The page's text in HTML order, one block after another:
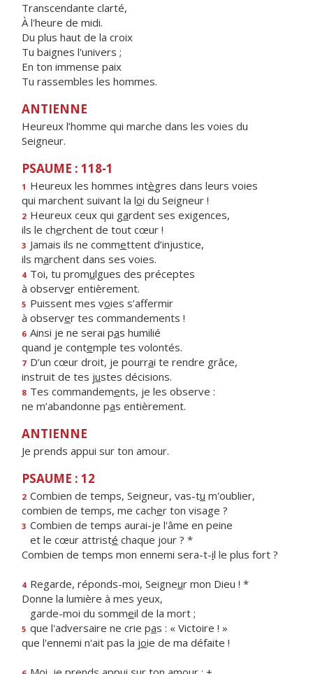
Transcendante clarté,
À l'heure de midi.
Du plus haut de la croix
Tu baignes l'univers ;
En ton immense paix
Tu rassembles les hommes.
ANTIENNE
Heureux l’homme qui marche dans les voies du
Seigneur.
PSAUME : 118-1
1 Heureux les hommes intègres dans leurs voies
qui marchent suivant la loi du Seigneur !
2 Heureux ceux qui gardent ses exigences,
ils le cherchent de tout cœur !
3 Jamais ils ne commettent d’injustice,
ils marchent dans ses voies.
4 Toi, tu promulgues des préceptes
à observer entièrement.
5 Puissent mes voies s’affermir
à observer tes commandements !
6 Ainsi je ne serai pas humilié
quand je contemple tes volontés.
7 D’un cœur droit, je pourrai te rendre grâce,
instruit de tes justes décisions.
8 Tes commandements, je les observe :
ne m’abandonne pas entièrement.
ANTIENNE
Je prends appui sur ton amour.
PSAUME : 12
2 Combien de temps, Seigneur, vas-tu m'oublier,
combien de temps, me cacher ton visage ?
3 Combien de temps aurai-je l'âme en peine
et le cœur attristé chaque jour ? *
Combien de temps mon ennemi sera-t-il le plus fort ?
4 Regarde, réponds-moi, Seigneur mon Dieu ! *
Donne la lumière à mes yeux,
garde-moi du sommeil de la mort ;
5 que l'adversaire ne crie pas : « Victoire ! »
que l'ennemi n'ait pas la joie de ma défaite !